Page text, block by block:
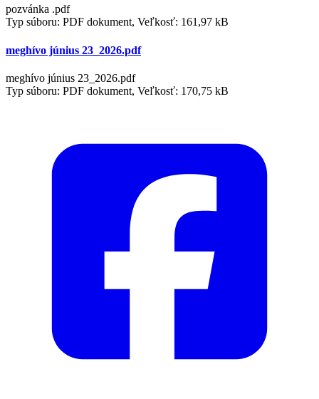
pozvánka .pdf
Typ súboru: PDF dokument, Veľkosť: 161,97 kB
meghívo június 23_2026.pdf
meghívo június 23_2026.pdf
Typ súboru: PDF dokument, Veľkosť: 170,75 kB